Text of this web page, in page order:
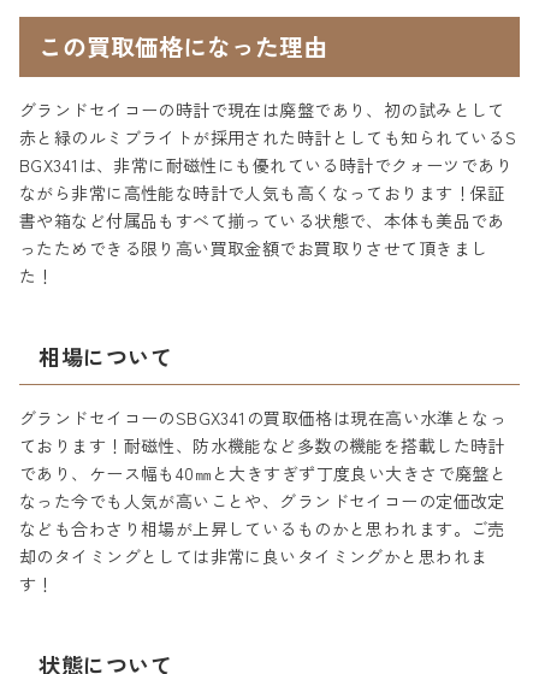
この買取価格になった理由
グランドセイコーの時計で現在は廃盤であり、初の試みとして
赤と緑のルミブライトが採用された時計としても知られているS
BGX341は、非常に耐磁性にも優れている時計でクォーツであり
ながら非常に高性能な時計で人気も高くなっております！保証
書や箱など付属品もすべて揃っている状態で、本体も美品であ
ったためできる限り高い買取金額でお買取りさせて頂きまし
た！
相場について
グランドセイコーのSBGX341の買取価格は現在高い水準となっ
ております！耐磁性、防水機能など多数の機能を搭載した時計
であり、ケース幅も40㎜と大きすぎず丁度良い大きさで廃盤と
なった今でも人気が高いことや、グランドセイコーの定価改定
なども合わさり相場が上昇しているものかと思われます。ご売
却のタイミングとしては非常に良いタイミングかと思われま
す！
状態について